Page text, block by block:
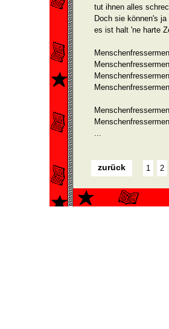
tut ihnen alles
Doch sie können's
es ist halt 'ne harte
...
zurück 1 2